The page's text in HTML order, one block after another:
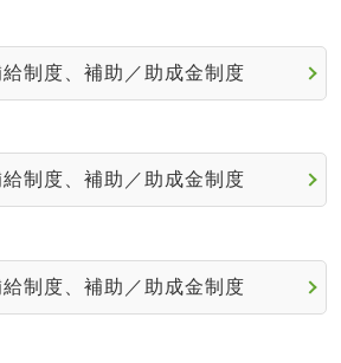
制度、補助／助成金制度
制度、補助／助成金制度
制度、補助／助成金制度